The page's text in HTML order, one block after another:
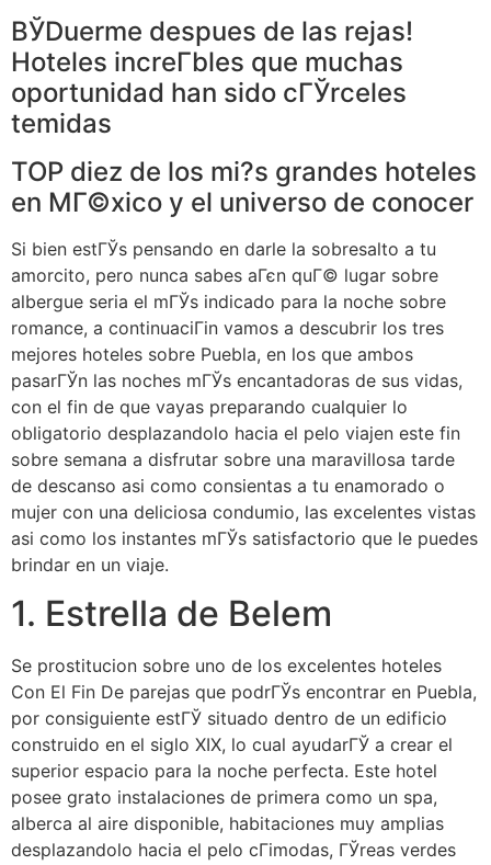
ВЎDuerme despues de las rejas!
Hoteles increГ­bles que muchas
oportunidad han sido cГЎrceles
temidas
TOP diez de los mi?s grandes hoteles
en MГ©xico y el universo de conocer
Si bien estГЎs pensando en darle la sobresalto a tu
amorcito, pero nunca sabes aГєn quГ© lugar sobre
albergue seri­a el mГЎs indicado para la noche sobre
romance, a continuaciГіn vamos a descubrir los tres
mejores hoteles sobre Puebla, en los que ambos
pasarГЎn las noches mГЎs encantadoras de sus vidas,
con el fin de que vayas preparando cualquier lo
obligatorio desplazandolo hacia el pelo viajen este fin
sobre semana a disfrutar sobre una maravillosa tarde
de descanso asi­ como consientas a tu enamorado o
mujer con una deliciosa condumio, las excelentes vistas
asi­ como los instantes mГЎs satisfactorio que le puedes
brindar en un viaje.
1. Estrella de Belem
Se prostitucion sobre uno de los excelentes hoteles
Con El Fin De parejas que podrГЎs encontrar en Puebla,
por consiguiente estГЎ situado dentro de un edificio
construido en el siglo XIX, lo cual ayudarГЎ a crear el
superior espacio para la noche perfecta. Este hotel
posee grato instalaciones de primera como un spa,
alberca al aire disponible, habitaciones muy amplias
desplazandolo hacia el pelo cГіmodas, ГЎreas verdes